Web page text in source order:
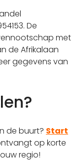
De
met
de Afrikalaan
gegevens van
de buurt? Start
op korte
regio!